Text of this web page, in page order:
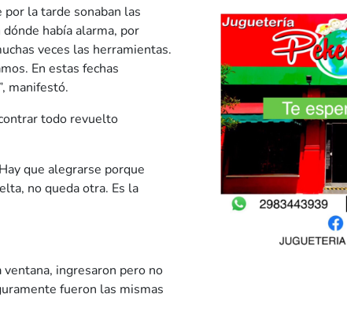
por la tarde sonaban las
había alarma, por
veces las herramientas.
En estas fechas
manifestó.
todo revuelto
que alegrarse porque
no queda otra. Es la
ingresaron pero no
fueron las mismas